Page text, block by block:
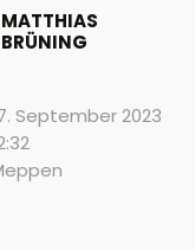
MATTHIAS
BRÜNING
September 2023